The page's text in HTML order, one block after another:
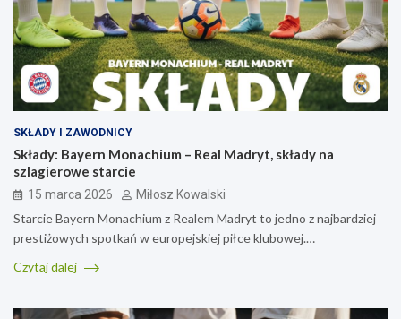
SKŁADY I ZAWODNICY
Składy: Bayern Monachium – Real Madryt, składy na
szlagierowe starcie
15 marca 2026 Miłosz Kowalski
Starcie Bayern Monachium z Realem Madryt to jedno z najbardziej
prestiżowych spotkań w europejskiej piłce klubowej.…
Czytaj dalej